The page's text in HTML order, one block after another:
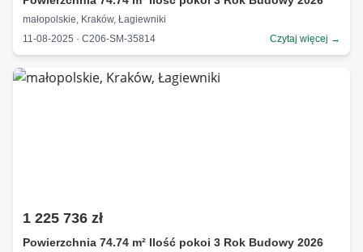
małopolskie, Kraków, Łagiewniki
11-08-2025 · C206-SM-35814
Czytaj więcej →
1 225 736 zł
Powierzchnia 74.74 m² Ilość pokoi 3 Rok Budowy 2026